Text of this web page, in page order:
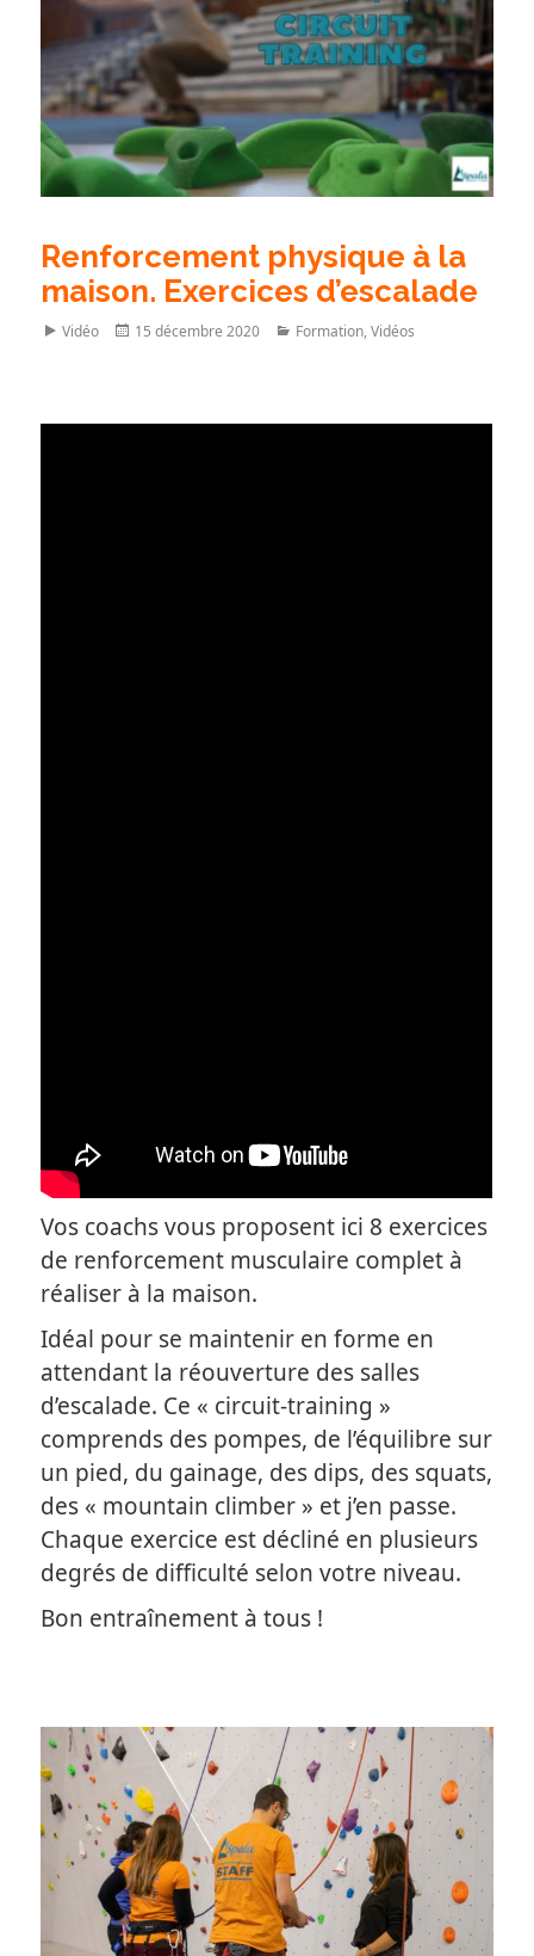
Renforcement physique à la
maison. Exercices d’escalade
Format
Vidéo
Posted
15 décembre 2020 Categories
Formation,Vidéos
Vos coachs vous proposent ici 8 exercices
de renforcement musculaire complet à
réaliser à la maison.
Idéal pour se maintenir en forme en
attendant la réouverture des salles
d’escalade. Ce « circuit-training »
comprends des pompes, de l’équilibre sur
un pied, du gainage, des dips, des squats,
des « mountain climber » et j’en passe.
Chaque exercice est décliné en plusieurs
degrés de difficulté selon votre niveau.
Bon entraînement à tous !